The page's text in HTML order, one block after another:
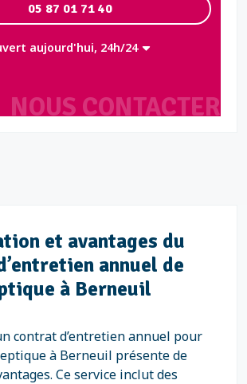
NOUS CONTACTER
05 87 01 71 40
aujourd'hui, 24h/24
et avantages du
annuel de
à Berneuil
contrat d’entretien annuel pour
à Berneuil présente de
Ce service inclut des